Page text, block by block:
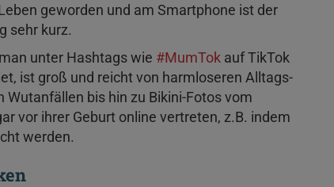
geworden und am Smartphone ist der
sehr kurz.
unter Hashtags wie #MumTok auf TikTok
ist groß und reicht von harmloseren Alltags-
Wutanfällen bis hin zu Bikini-Fotos vom
vor ihrer Geburt online vertreten, z.B. indem
werden.